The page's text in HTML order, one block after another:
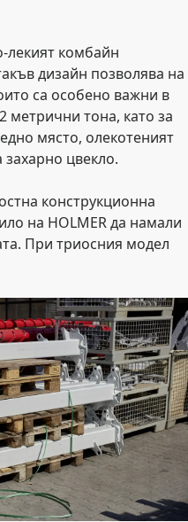
лекият комбайн
дизайн позволява на
са особено важни в
метрични тона, като за
място, олекотеният
цвекло.
конструкционна
на HOLMER да намали
При триосния модел